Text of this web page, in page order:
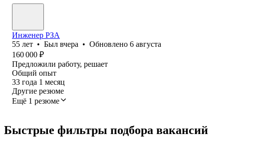
Инженер РЗА
55 лет • Был вчера • Обновлено 6 августа
160 000 ₽
Предложили работу, решает
Общий опыт
33 года 1 месяц
Другие резюме
Ещё 1 резюме
Быстрые фильтры подбора вакансий